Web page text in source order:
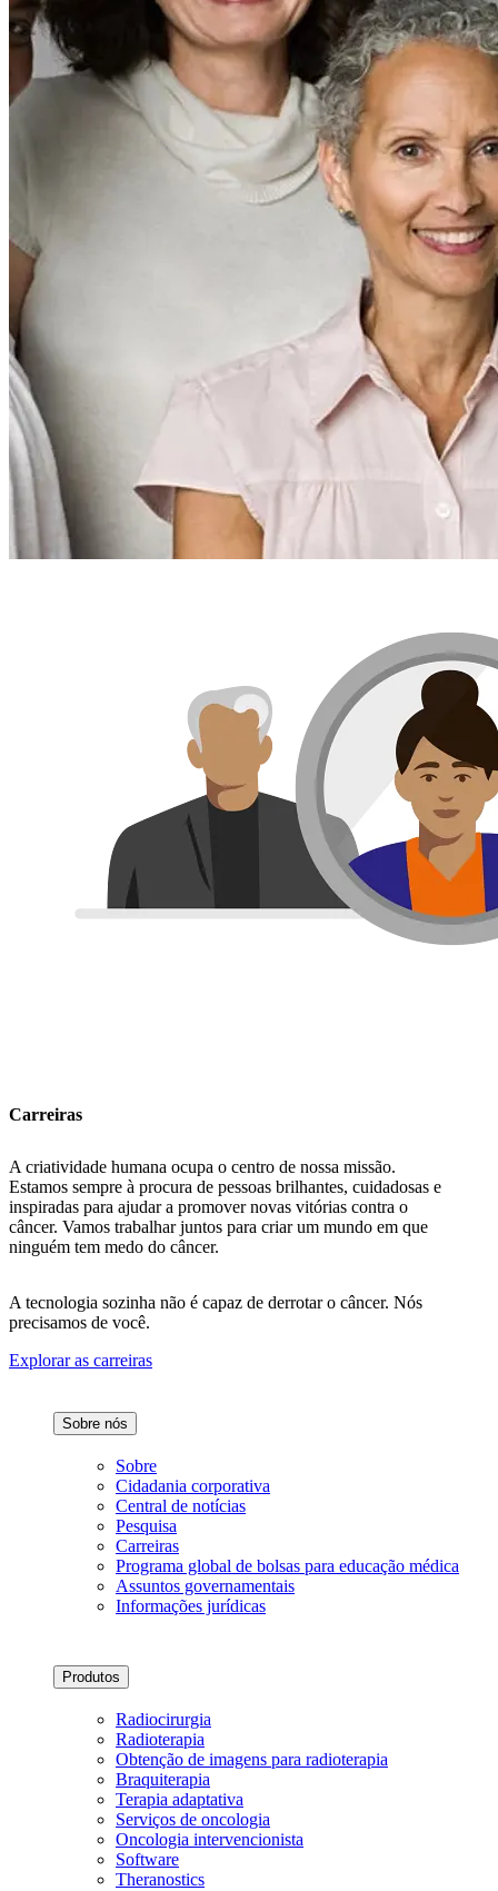
Carreiras
A criatividade humana ocupa o centro de nossa missão.
Estamos sempre à procura de pessoas brilhantes, cuidadosas e
inspiradas para ajudar a promover novas vitórias contra o
câncer. Vamos trabalhar juntos para criar um mundo em que
ninguém tem medo do câncer.
A tecnologia sozinha não é capaz de derrotar o câncer. Nós
precisamos de você.
Explorar as carreiras
Sobre nós
Sobre
Cidadania corporativa
Central de notícias
Pesquisa
Carreiras
Programa global de bolsas para educação médica
Assuntos governamentais
Informações jurídicas
Produtos
Radiocirurgia
Radioterapia
Obtenção de imagens para radioterapia
Braquiterapia
Terapia adaptativa
Serviços de oncologia
Oncologia intervencionista
Software
Theranostics